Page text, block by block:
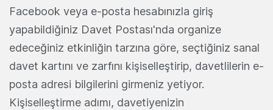
Facebook veya e-posta hesabınızla giriş
yapabildiğiniz Davet Postası'nda organize
edeceğiniz etkinliğin tarzına göre, seçtiğiniz sanal
davet kartını ve zarfını kişiselleştirip, davetlilerin e-
posta adresi bilgilerini girmeniz yetiyor.
Kişiselleştirme adımı, davetiyenizin